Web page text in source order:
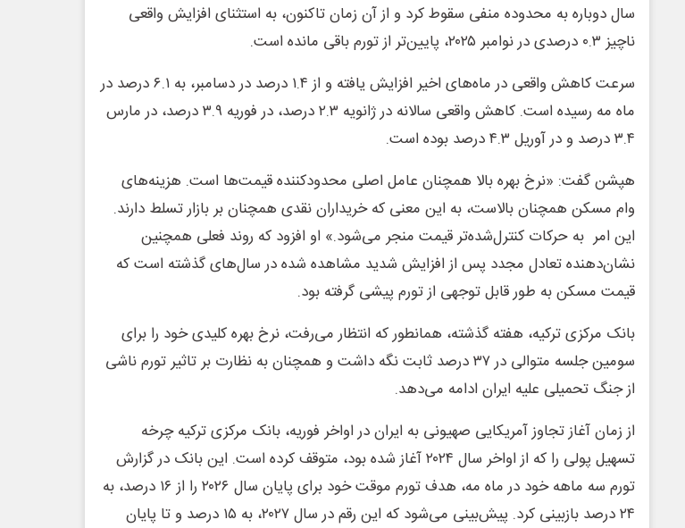
سال دوباره به محدوده منفی سقوط کرد و از آن زمان تاکنون، به استثنای افزایش واقعی
ناچیز ۰.۳ درصدی در نوامبر ۲۰۲۵، پایین‌تر از تورم باقی مانده است.
سرعت کاهش واقعی در ماه‌های اخیر افزایش یافته و از ۱.۴ درصد در دسامبر، به ۶.۱ درصد در
ماه مه رسیده است. کاهش واقعی سالانه در ژانویه ۲.۳ درصد، در فوریه ۳.۹ درصد، در مارس
۳.۴ درصد و در آوریل ۴.۳ درصد بوده است.
هپشن گفت: «نرخ بهره بالا همچنان عامل اصلی محدودکننده قیمت‌ها است. هزینه‌های
وام مسکن همچنان بالاست، به این معنی که خریداران نقدی همچنان بر بازار تسلط دارند.
این امر به حرکات کنترل‌شده‌تر قیمت منجر می‌شود.» او افزود که روند فعلی همچنین
نشان‌دهنده تعادل مجدد پس از افزایش شدید مشاهده شده در سال‌های گذشته است که
قیمت مسکن به طور قابل توجهی از تورم پیشی گرفته بود.
بانک مرکزی ترکیه، هفته گذشته، همانطور که انتظار می‌رفت، نرخ بهره کلیدی خود را برای
سومین جلسه متوالی در ۳۷ درصد ثابت نگه داشت و همچنان به نظارت بر تاثیر تورم ناشی
از جنگ تحمیلی علیه ایران ادامه می‌دهد.
از زمان آغاز تجاوز آمریکایی صهیونی به ایران در اواخر فوریه، بانک مرکزی ترکیه چرخه
تسهیل پولی را که از اواخر سال ۲۰۲۴ آغاز شده بود، متوقف کرده است. این بانک در گزارش
تورم سه ماهه خود در ماه مه، هدف تورم موقت خود برای پایان سال ۲۰۲۶ را از ۱۶ درصد، به
۲۴ درصد بازبینی کرد. پیش‌بینی می‌شود که این رقم در سال ۲۰۲۷، به ۱۵ درصد و تا پایان